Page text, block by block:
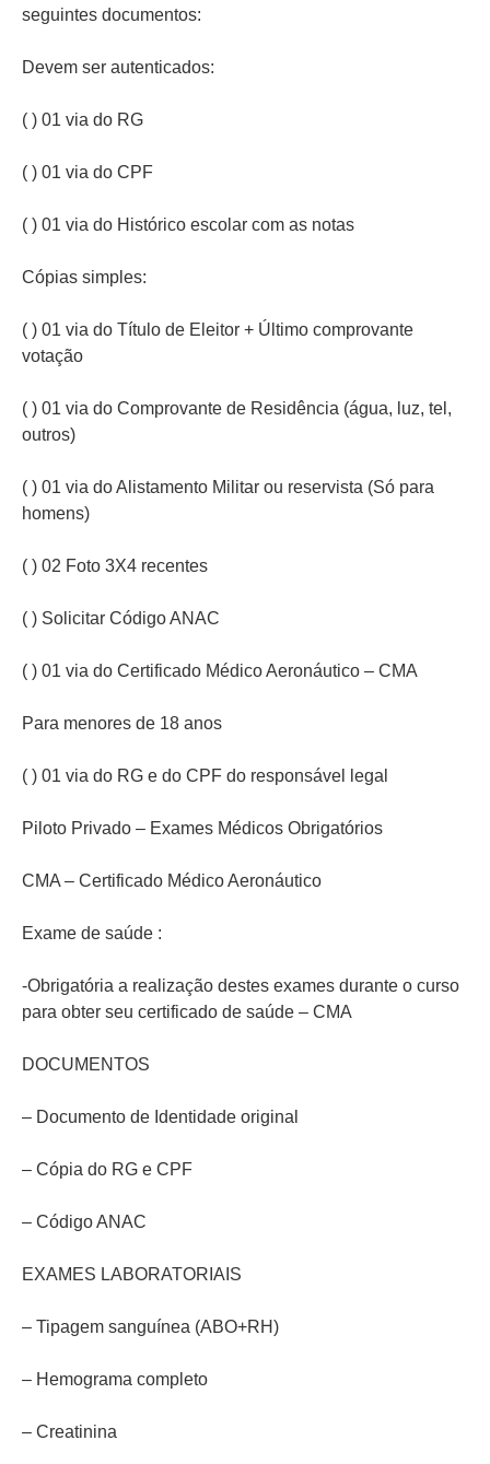
seguintes documentos:
Devem ser autenticados:
( ) 01 via do RG
( ) 01 via do CPF
( ) 01 via do Histórico escolar com as notas
Cópias simples:
( ) 01 via do Título de Eleitor + Último comprovante
votação
( ) 01 via do Comprovante de Residência (água, luz, tel,
outros)
( ) 01 via do Alistamento Militar ou reservista (Só para
homens)
( ) 02 Foto 3X4 recentes
( ) Solicitar Código ANAC
( ) 01 via do Certificado Médico Aeronáutico – CMA
Para menores de 18 anos
( ) 01 via do RG e do CPF do responsável legal
Piloto Privado – Exames Médicos Obrigatórios
CMA – Certificado Médico Aeronáutico
Exame de saúde :
-Obrigatória a realização destes exames durante o curso
para obter seu certificado de saúde – CMA
DOCUMENTOS
– Documento de Identidade original
– Cópia do RG e CPF
– Código ANAC
EXAMES LABORATORIAIS
– Tipagem sanguínea (ABO+RH)
– Hemograma completo
– Creatinina